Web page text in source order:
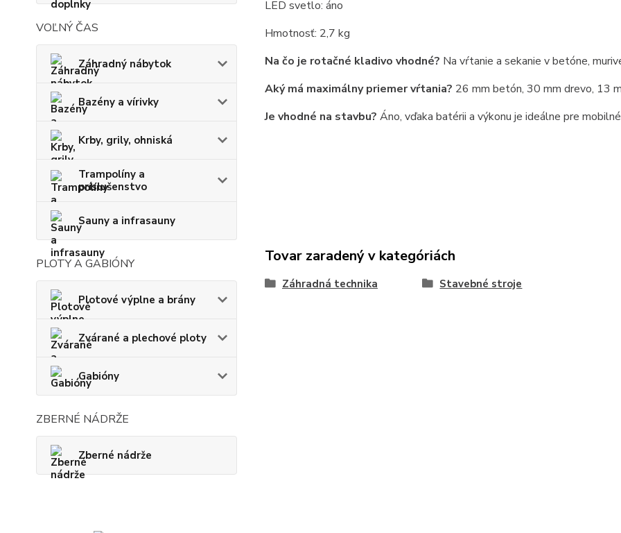
VOĽNÝ ČAS
Záhradný nábytok
Bazény a vírivky
Krby, grily, ohniská
Trampolíny a
príslušenstvo
Sauny a infrasauny
PLOTY A GABIÓNY
Plotové výplne a brány
Zvárané a plechové ploty
Gabióny
ZBERNÉ NÁDRŽE
Zberné nádrže
LED svetlo: áno
Hmotnosť: 2,7 kg
Na čo je rotačné kladivo vhodné? Na vŕtanie a sekanie v betóne,
Aký má maximálny priemer vŕtania? 26 mm betón, 30 mm drevo, 13
Je vhodné na stavbu? Áno, vďaka batérii a výkonu je ideálne pre
Tovar zaradený v kategóriách
Záhradná technika Stavebné stroje